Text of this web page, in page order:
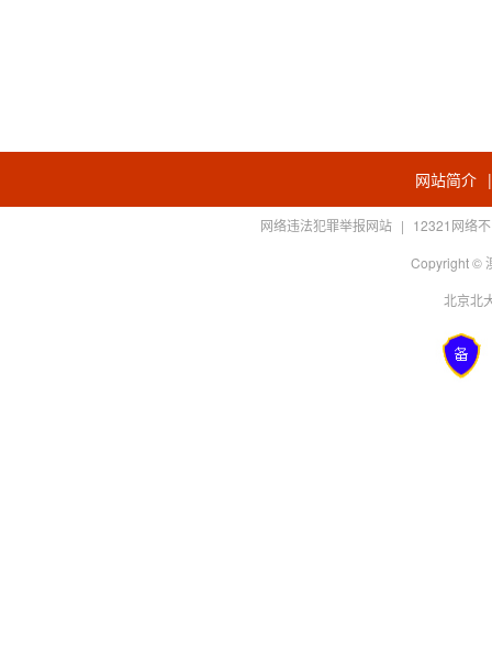
网站简介
网络违法犯罪举报网站 | 12321网络
Copyright ©
北京北